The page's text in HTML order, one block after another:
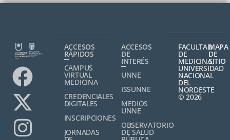
ACCESOS
RÁPIDOS
CAMPUS
VIRTUAL
MEDICINA
CREDENCIALES
DIGITALES
INSCRIPCIONES
JORNADAS
ACCESOS
DE
INTERÉS
UNNE
ISSUNNE
MEDIOS
UNNE
OBSERVATORIO
DE SALUD
FACULTAD
DE
MEDICINA,
UNIVERSIDAD
NACIONAL
DEL
NORDESTE
© 2026
MAPA
DE
SITIO